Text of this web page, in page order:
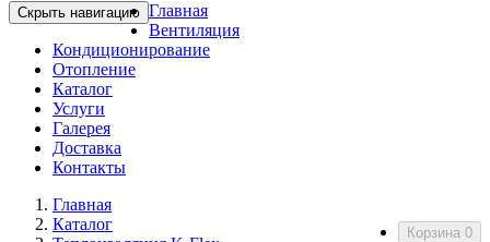
Скрыть навигацию Главная
Вентиляция
Кондиционирование
Отопление
Каталог
Услуги
Галерея
Доставка
Контакты
Корзина 0
Главная
Каталог